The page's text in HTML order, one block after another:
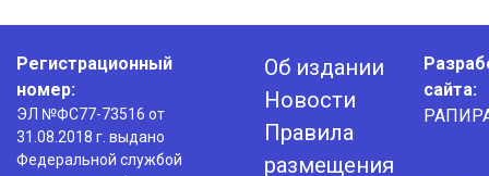
Регистрационный
номер:
ЭЛ №ФС77-73516 от
31.08.2018 г. выдано
Федеральной службой
Об издании
Новости
Правила
размещения
сайта: